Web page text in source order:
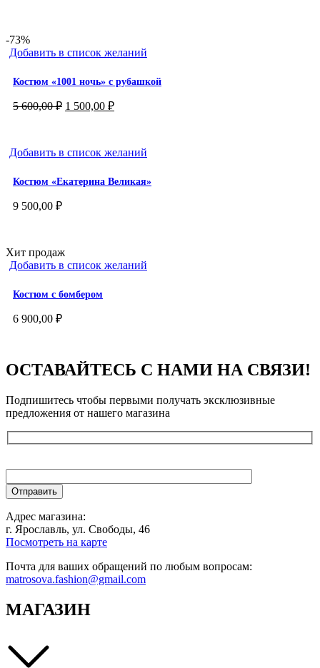
-73%
Добавить в список желаний
Костюм «1001 ночь» с рубашкой
5 600,00₽ Первоначальная
600,00 ₽.
1 500,00 ₽Текущая
Добавить в список желаний
Костюм «Екатерина Великая»
9 500,00 ₽
Хит продаж
Добавить в список желаний
Костюм с бомбером
6 900,00 ₽
ОСТАВАЙТЕСЬ С НАМИ НА СВЯЗИ!
Подпишитесь чтобы первыми получать эксклюзивные
предложения от нашего магазина
Адрес магазина:
г. Ярославль, ул. Свободы, 46
Посмотреть на карте
Почта для ваших обращений по любым вопросам:
matrosova.fashion@gmail.com
МАГАЗИН